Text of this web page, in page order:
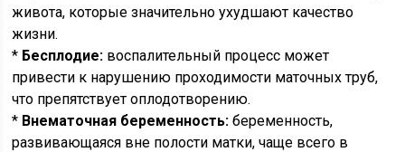
живота, которые значительно ухудшают качество
жизни.
* Бесплодие: воспалительный процесс может
привести к нарушению проходимости маточных труб,
что препятствует оплодотворению.
* Внематочная беременность: беременность,
развивающаяся вне полости матки, чаще всего в